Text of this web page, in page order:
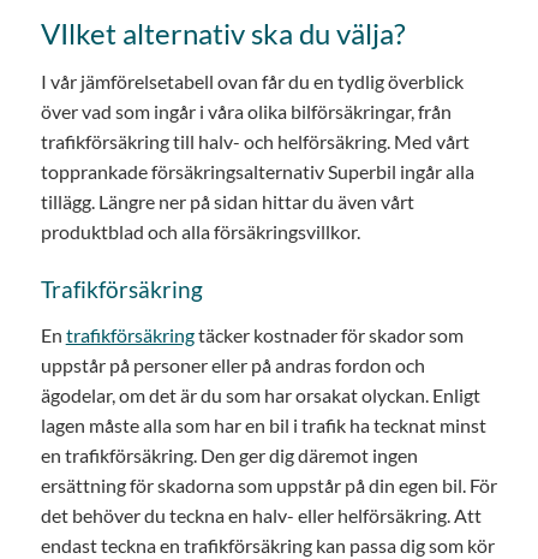
VIlket alternativ ska du välja?
I vår jämförelsetabell ovan får du en tydlig överblick
över vad som ingår i våra olika bilförsäkringar, från
trafikförsäkring till halv- och helförsäkring. Med vårt
topprankade försäkringsalternativ Superbil ingår alla
tillägg. Längre ner på sidan hittar du även vårt
produktblad och alla försäkringsvillkor.
Trafikförsäkring
En trafikförsäkringtäcker kostnader för skador som
uppstår på personer eller på andras fordon och
ägodelar, om det är du som har orsakat olyckan. Enligt
lagen måste alla som har en bil i trafik ha tecknat minst
en trafikförsäkring. Den ger dig däremot ingen
ersättning för skadorna som uppstår på din egen bil. För
det behöver du teckna en halv- eller helförsäkring. Att
endast teckna en trafikförsäkring kan passa dig som kör